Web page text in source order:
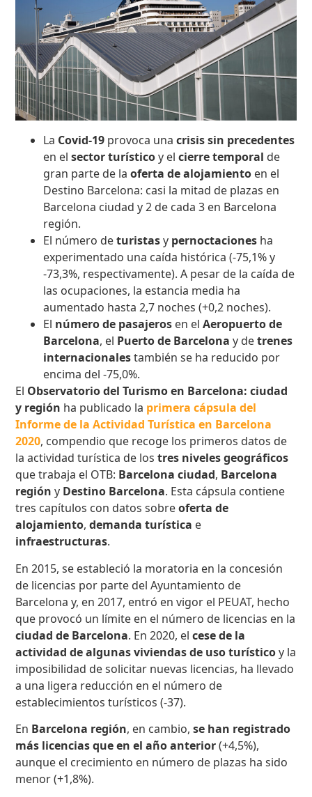
La Covid-19 provoca unacrisis sin precedentes
en elsector turísticoy elcierre temporal de
gran parte de laoferta de alojamiento en el
Destino Barcelona: casi la mitad de plazas en
Barcelona ciudad y 2 de cada 3 en Barcelona
región.
El número deturistasy pernoctaciones ha
experimentado una caída histórica (-75,1% y
-73,3%, respectivamente). A pesar de la caída de
las ocupaciones, la estancia media ha
aumentado hasta 2,7 noches (+0,2 noches).
El número de pasajeros en elAeropuerto de
Barcelona, el Puerto de Barcelona y detrenes
internacionalestambién se ha reducido por
encima del -75,0%.
El Observatorio del Turismo en Barcelona: ciudad
y región ha publicado la primera cápsula del
Informe de la Actividad Turística en Barcelona
2020, compendio que recoge los primeros datos de
la actividad turística de lostres niveles geográficos
que trabaja el OTB: Barcelona ciudad, Barcelona
región y Destino Barcelona. Esta cápsula contiene
tres capítulos con datos sobreoferta de
alojamiento,demanda turística e
infraestructuras.
En 2015, se estableció la moratoria en la concesión
de licencias por parte del Ayuntamiento de
Barcelona y, en 2017, entró en vigor el PEUAT, hecho
que provocó un límite en el número de licencias en la
ciudad de Barcelona. En 2020, elcese de la
actividad de algunas viviendas de uso turísticoy la
imposibilidad de solicitar nuevas licencias, ha llevado
a una ligera reducción en el número de
establecimientos turísticos (-37).
En Barcelona región, en cambio,se han registrado
más licencias que en el año anterior(+4,5%),
aunque el crecimiento en número de plazas ha sido
menor (+1,8%).